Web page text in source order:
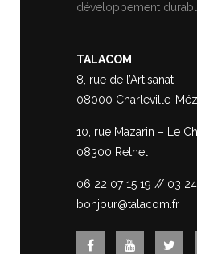
développement
TALACOM
8, rue de l’Artisanat
08000 Charleville-
10, rue Mazarin – Le
08300 Rethel
06 22 07 15 19 // 03
bonjour@talacom.fr